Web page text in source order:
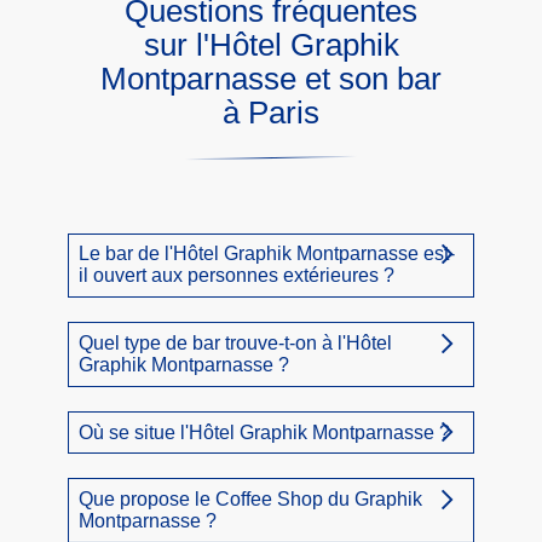
Questions fréquentes
sur l'Hôtel Graphik
Montparnasse et son bar
à Paris
Le bar de l'Hôtel Graphik Montparnasse est-
il ouvert aux personnes extérieures ?
Oui. L'Anamorphose, le bar de cet hôtel
avec bar à Paris, accueille aussi bien
Vous pouvez y venir juste pour un café,
un cocktail ou une pause gourmande,
sans nécessairement séjourner sur
place.
Quel type de bar trouve-t-on à l'Hôtel
Graphik Montparnasse ?
L'Anamorphose est un bar d'hôtel
intimiste au décor arty, dans le 14e
arrondissement de Paris. On y déguste
des cocktails 100 % made in Paris dans
Où se situe l'Hôtel Graphik Montparnasse ?
L'hôtel est situé au 131 avenue du
Maine, dans le 14e arrondissement de
Que propose le Coffee Shop du Graphik
Montparnasse ?